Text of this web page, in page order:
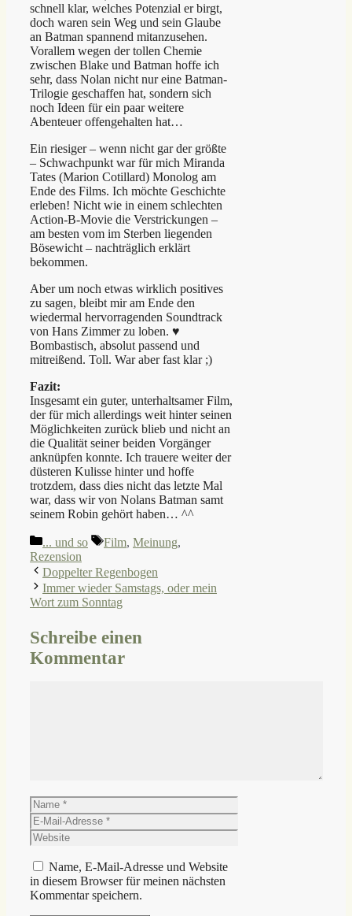
schnell klar, welches Potenzial er birgt,
doch waren sein Weg und sein Glaube
an Batman spannend mitanzusehen.
Vorallem wegen der tollen Chemie
zwischen Blake und Batman hoffe ich
sehr, dass Nolan nicht nur eine Batman-
Trilogie geschaffen hat, sondern sich
noch Ideen für ein paar weitere
Abenteuer offengehalten hat…
Ein riesiger – wenn nicht gar der größte
– Schwachpunkt war für mich Miranda
Tates (Marion Cotillard) Monolog am
Ende des Films. Ich möchte Geschichte
erleben! Nicht wie in einem schlechten
Action-B-Movie die Verstrickungen –
am besten vom im Sterben liegenden
Bösewicht – nachträglich erklärt
bekommen.
Aber um noch etwas wirklich positives
zu sagen, bleibt mir am Ende den
wiedermal hervorragenden Soundtrack
von Hans Zimmer zu loben. ♥
Bombastisch, absolut passend und
mitreißend. Toll. War aber fast klar ;)
Fazit:
Insgesamt ein guter, unterhaltsamer Film,
der für mich allerdings weit hinter seinen
Möglichkeiten zurück blieb und nicht an
die Qualität seiner beiden Vorgänger
anknüpfen konnte. Ich trauere weiter der
düsteren Kulisse hinter und hoffe
trotzdem, dass dies nicht das letzte Mal
war, dass wir von Nolans Batman samt
seinem Robin gehört haben… ^^
Kategorien
... und so Schlagwörter
Film, Meinung,
Rezension
Doppelter Regenbogen
Immer wieder Samstags, oder mein
Wort zum Sonntag
Schreibe einen
Kommentar
Name
E-
Mail-
Adresse
Website
Name, E-Mail-Adresse und Website
in diesem Browser für meinen nächsten
Kommentar speichern.